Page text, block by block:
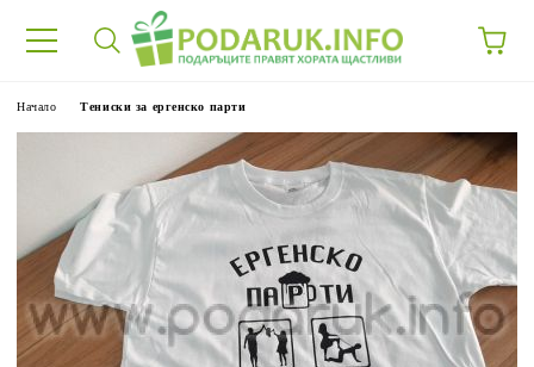
Начало Тениски за ергенско парти